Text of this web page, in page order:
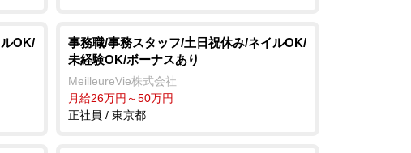
OK/
事務職/事務スタッフ/土日祝休み/ネイルOK/
未経験OK/ボーナスあり
MeilleureVie株式会社
月給26万円～50万円
正社員 / 東京都